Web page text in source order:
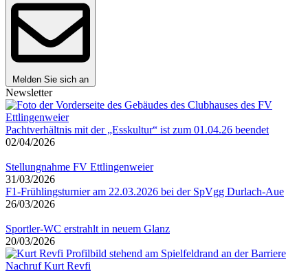
Melden Sie sich an
Newsletter
Pachtverhältnis mit der „Esskultur“ ist zum 01.04.26 beendet
02/04/2026
Stellungnahme FV Ettlingenweier
31/03/2026
F1-Frühlingsturnier am 22.03.2026 bei der SpVgg Durlach-Aue
26/03/2026
Sportler-WC erstrahlt in neuem Glanz
20/03/2026
Nachruf Kurt Revfi